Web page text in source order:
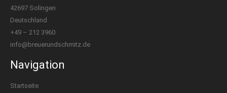
42697 Solingen
Deutschland
+49 – 212 3960
info@breuerundschmitz.de
Navigation
Startseite